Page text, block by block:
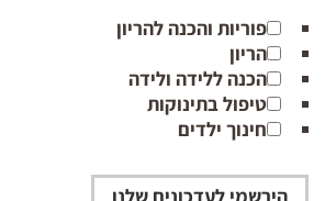
פוריות והכנה להריון
הריון
הכנה ללידה ולידה
טיפול בתינוקות
חינוך ילדים